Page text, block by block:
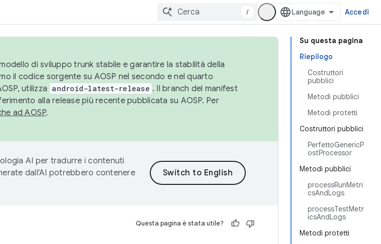
/ Accedi
Su questa pagina
Riepilogo
Costruttori
pubblici
Metodi pubblici
Metodi protetti
Costruttori pubblici
PerfettoGenericP
ostProcessor
Metodi pubblici
processRunMetri
csAndLogs
processTestMetr
icsAndLogs
Metodi protetti
di sviluppo trunk stabile e garantire la stabilità della
il codice sorgente su AOSP nel secondo e nel quarto
utilizza android-latest-release . Il branch del manifest
alla release più recente pubblicata su AOSP. Per
ad AOSP.
AI per tradurre i contenuti
dall'AI potrebbero contenere
Questa pagina è stata utile?